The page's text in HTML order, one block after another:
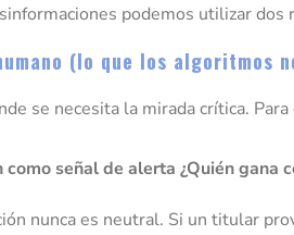
podemos utilizar dos
(lo que los algoritmos
se necesita la mirada crítica.
como señal de alerta ¿Quién gana
nunca es neutral. Si un titular